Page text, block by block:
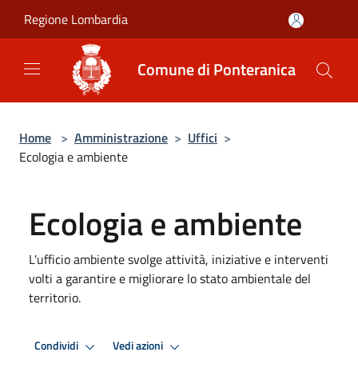
Regione Lombardia
Comune di Ponteranica
Home > Amministrazione > Uffici >
Ecologia e ambiente
Ecologia e ambiente
L'ufficio ambiente svolge attività, iniziative e interventi
volti a garantire e migliorare lo stato ambientale del
territorio.
Condividi Vedi azioni